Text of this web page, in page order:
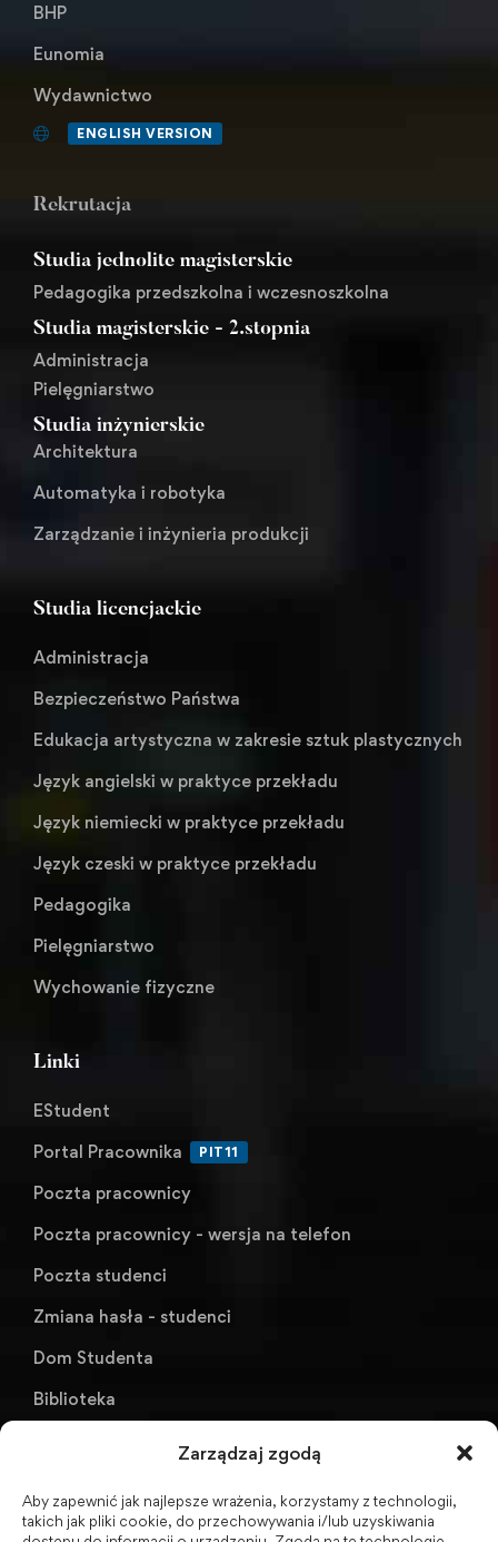
Zarządzaj zgodą
Aby zapewnić jak najlepsze wrażenia, korzystamy z technologii,
takich jak pliki cookie, do przechowywania i/lub uzyskiwania
BHP
Eunomia
Wydawnictwo
ENGLISH VERSION
Rekrutacja
Studia jednolite magisterskie
Pedagogika przedszkolna i wczesnoszkolna
Studia magisterskie - 2.stopnia
Administracja
Pielęgniarstwo
Studia inżynierskie
Architektura
Automatyka i robotyka
Zarządzanie i inżynieria produkcji
Studia licencjackie
Administracja
Bezpieczeństwo Państwa
Edukacja artystyczna w zakresie sztuk plastycznych
Język angielski w praktyce przekładu
Język niemiecki w praktyce przekładu
Język czeski w praktyce przekładu
Pedagogika
Pielęgniarstwo
Wychowanie fizyczne
Linki
EStudent
Portal Pracownika
PIT11
Poczta pracownicy
Poczta pracownicy - wersja na telefon
Poczta studenci
Zmiana hasła - studenci
Dom Studenta
Biblioteka
Biuletyn Informacji Publicznej